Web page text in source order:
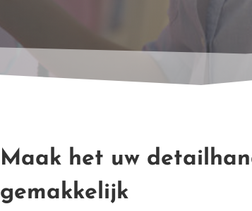
Maak het uw
gemakkelijk